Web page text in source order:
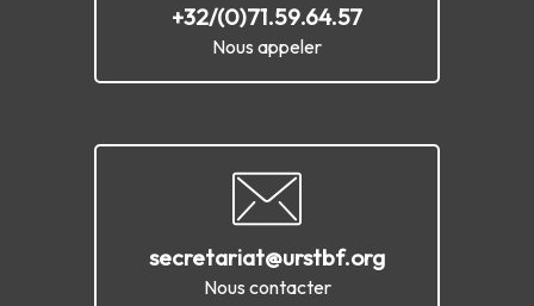
+32/(0)71.59.64.57
Nous appeler
secretariat@urstbf.org
Nous contacter